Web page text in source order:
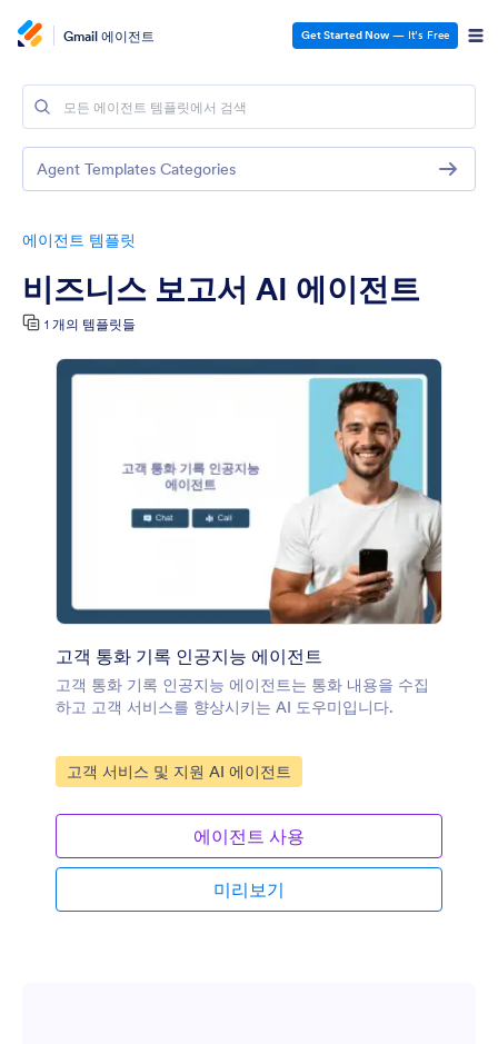
Gmail 에이전트 Get Started Now — It’s Free
에이전트 템플릿
비즈니스 보고서 AI 에이전트
1 개의 템플릿들
고객 통화 기록 인공지능 에이전트
고객 통화 기록 인공지능 에이전트는 통화 내용을 수집
하고 고객 서비스를 향상시키는 AI 도우미입니다.
카테고리로 이동:
고객 서비스 및 지원 AI 에이전트
에이전트 사용
미리보기
Agent Templates Categories